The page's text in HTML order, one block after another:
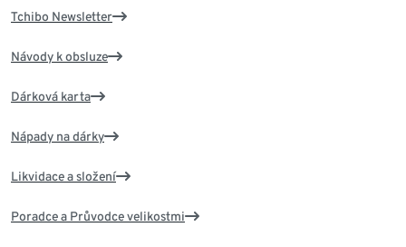
Tchibo Newsletter
Návody k obsluze
Dárková karta
Nápady na dárky
Likvidace a složení
Poradce a Průvodce velikostmi